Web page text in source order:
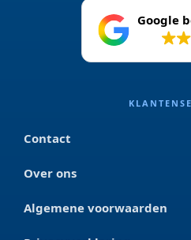
Google
Contact
Over ons
Algemene voorwaarden